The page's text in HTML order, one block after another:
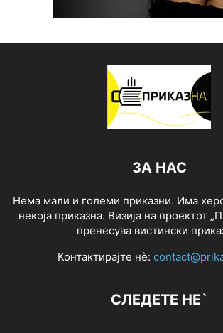
ЗА НАС
Нема мали и големи приказни. Има
некоја приказна. Визија на проектот
пренесува вистински
Контактирајте нѐ:
СЛЕДЕТЕ НЕ`